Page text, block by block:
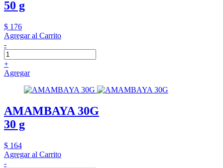
50 g
$ 176
Agregar al Carrito
-
+
Agregar
AMAMBAYA 30G
30 g
$ 164
Agregar al Carrito
-